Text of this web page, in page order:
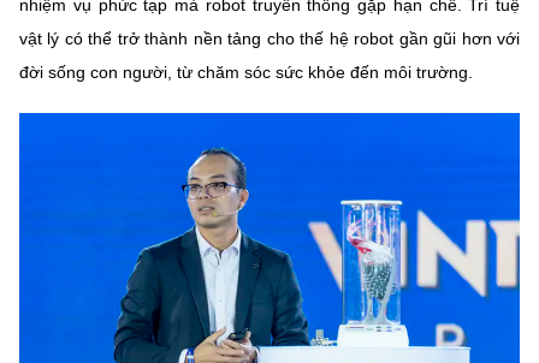
nhiệm vụ phức tạp mà robot truyền thống gặp hạn chế. Trí tuệ
vật lý có thể trở thành nền tảng cho thế hệ robot gần gũi hơn với
đời sống con người, từ chăm sóc sức khỏe đến môi trường.